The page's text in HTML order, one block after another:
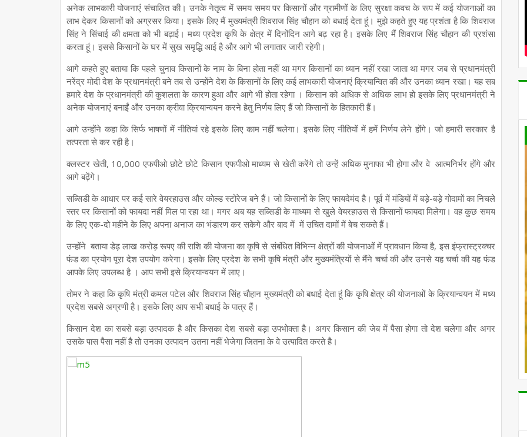
अनेक लाभकारी योजनाएं संचालित की। उनके नेतृत्व में समय समय पर किसानों और ग्रामीणों के लिए सुरक्षा कवच के रूप में कई योजनाओं का
लाभ देकर किसानों को अग्रसर किया। इसके लिए मैं मुख्यमंत्री शिवराज सिंह चौहान को बधाई देता हूं। मुझे कहते हुए यह प्रशंता है कि शिवराज
सिंह ने सिंचाई की क्षमता को भी बढ़ाई। मध्य प्रदेश कृषि के क्षेत्र में दिनोंदिन आगे बढ़ रहा है। इसके लिए मैं शिवराज सिंह चौहान की प्रशंसा
करता हूं। इससे किसानों के घर में सुख समृद्धि आई है और आगे भी लगातार जारी रहेगी।
आगे कहते हुए बताया कि पहले चुनाव किसानों के नाम के बिना होता नहीं था मगर किसानों का ध्यान नहीं रखा जाता था मगर जब से प्रधानमंत्री
नरेंद्र मोदी देश के प्रधानमंत्री बने तब से उन्होंने देश के किसानों के लिए कई लाभकारी योजनाएं क्रियान्वित की और उनका ध्यान रखा। यह सब
हमारे देश के प्रधानमंत्री की कुशलता के कारण हुआ और आगे भी होता रहेगा । किसान को अधिक से अधिक लाभ हो इसके लिए प्रधानमंत्री ने
अनेक योजनाएं बनाईं और उनका क्रीवा क्रियान्वयन करने हेतु निर्णय लिए हैं जो किसानों के हितकारी हैं।
आगे उन्होंने कहा कि सिर्फ भाषणों में नीतियां रहे इसके लिए काम नहीं चलेगा। इसके लिए नीतियों में हमें निर्णय लेने होंगे। जो हमारी सरकार है
तत्परता से कर रही है।
क्लस्टर खेती, 10,000 एफपीओ छोटे छोटे किसान एफपीओ माध्यम से खेती करेंगे तो उन्हें अधिक मुनाफा भी होगा और वे आत्मनिर्भर होंगे और
आगे बढ़ेंगे।
सब्सिडी के आधार पर कई सारे वेयरहाउस और कोल्ड स्टोरेज बने हैं। जो किसानों के लिए फायदेमंद है। पूर्व में मंडियों में बड़े-बड़े गोदामों का निचले
स्तर पर किसानों को फायदा नहीं मिल पा रहा था। मगर अब यह सब्सिडी के माध्यम से खुले वेयरहाउस से किसानों फायदा मिलेगा। वह कुछ समय
के लिए एक-दो महीने के लिए अपना अनाज का भंडारण कर सकेगे और बाद में में उचित दामों में बेच सकते हैं।
उन्होंने बताया डेढ़ लाख करोड़ रूपए की राशि की योजना का कृषि से संबंधित विभिन्न क्षेत्रों की योजनाओं में प्रावधान किया है, इस इंफ्रास्ट्रक्चर
फंड का प्रयोग पूरा देश उपयोग करेगा। इसके लिए प्रदेश के सभी कृषि मंत्री और मुख्यमंत्रियों से मैंने चर्चा की और उनसे यह चर्चा की यह फंड
आपके लिए उपलब्ध है । आप सभी इसे क्रियान्वयन में लाए।
तोमर ने कहा कि कृषि मंत्री कमल पटेल और शिवराज सिंह चौहान मुख्यमंत्री को बधाई देता हूं कि कृषि क्षेत्र की योजनाओं के क्रियान्वयन में मध्य
प्रदेश सबसे अग्रणी है। इसके लिए आप सभी बधाई के पात्र हैं।
किसान देश का सबसे बड़ा उत्पादक है और किसका देश सबसे बड़ा उपभोक्ता है। अगर किसान की जेब में पैसा होगा तो देश चलेगा और अगर
उसके पास पैसा नहीं है तो उनका उत्पादन उतना नहीं भेजेगा जितना के वे उत्पादित करते है।